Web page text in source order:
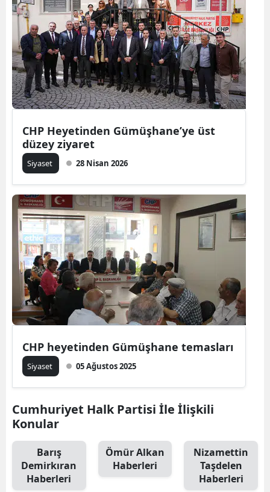
Kars
Kastamonu
Kayseri
Kırklareli
Kırşehir
Kocaeli
Malatya
Manisa
Kahramanmaraş
Mardin
Muğla
Muş
Nevşehir
Ordu
Sakarya
Samsun
CHP Heyetinden Gümüşhane’ye üst
düzey ziyaret
Siyaset 28 Nisan 2026
CHP heyetinden Gümüşhane temasları
Siyaset 05 Ağustos 2025
Cumhuriyet Halk Partisi İle İlişkili
Konular
Barış
Demirkıran
Haberleri
Ömür Alkan
Haberleri
Nizamettin
Taşdelen
Haberleri